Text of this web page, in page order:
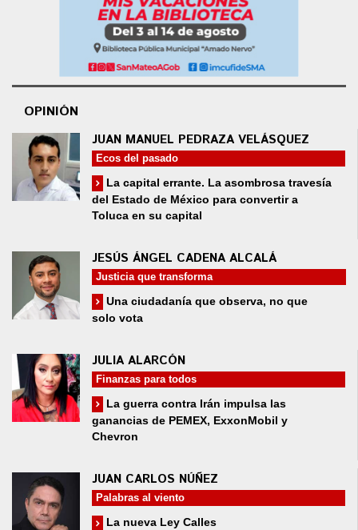
OPINIÓN
JUAN MANUEL PEDRAZA VELÁSQUEZ
Ecos del pasado
La capital errante. La asombrosa travesía
del Estado de México para convertir a
Toluca en su capital
JESÚS ÁNGEL CADENA ALCALÁ
Justicia que transforma
Una ciudadanía que observa, no que
solo vota
JULIA ALARCÓN
Finanzas para todos
La guerra contra Irán impulsa las
ganancias de PEMEX, ExxonMobil y
Chevron
JUAN CARLOS NÚÑEZ
Palabras al viento
La nueva Ley Calles